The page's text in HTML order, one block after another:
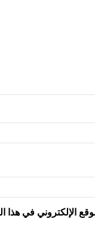
الإلكتروني في هذا